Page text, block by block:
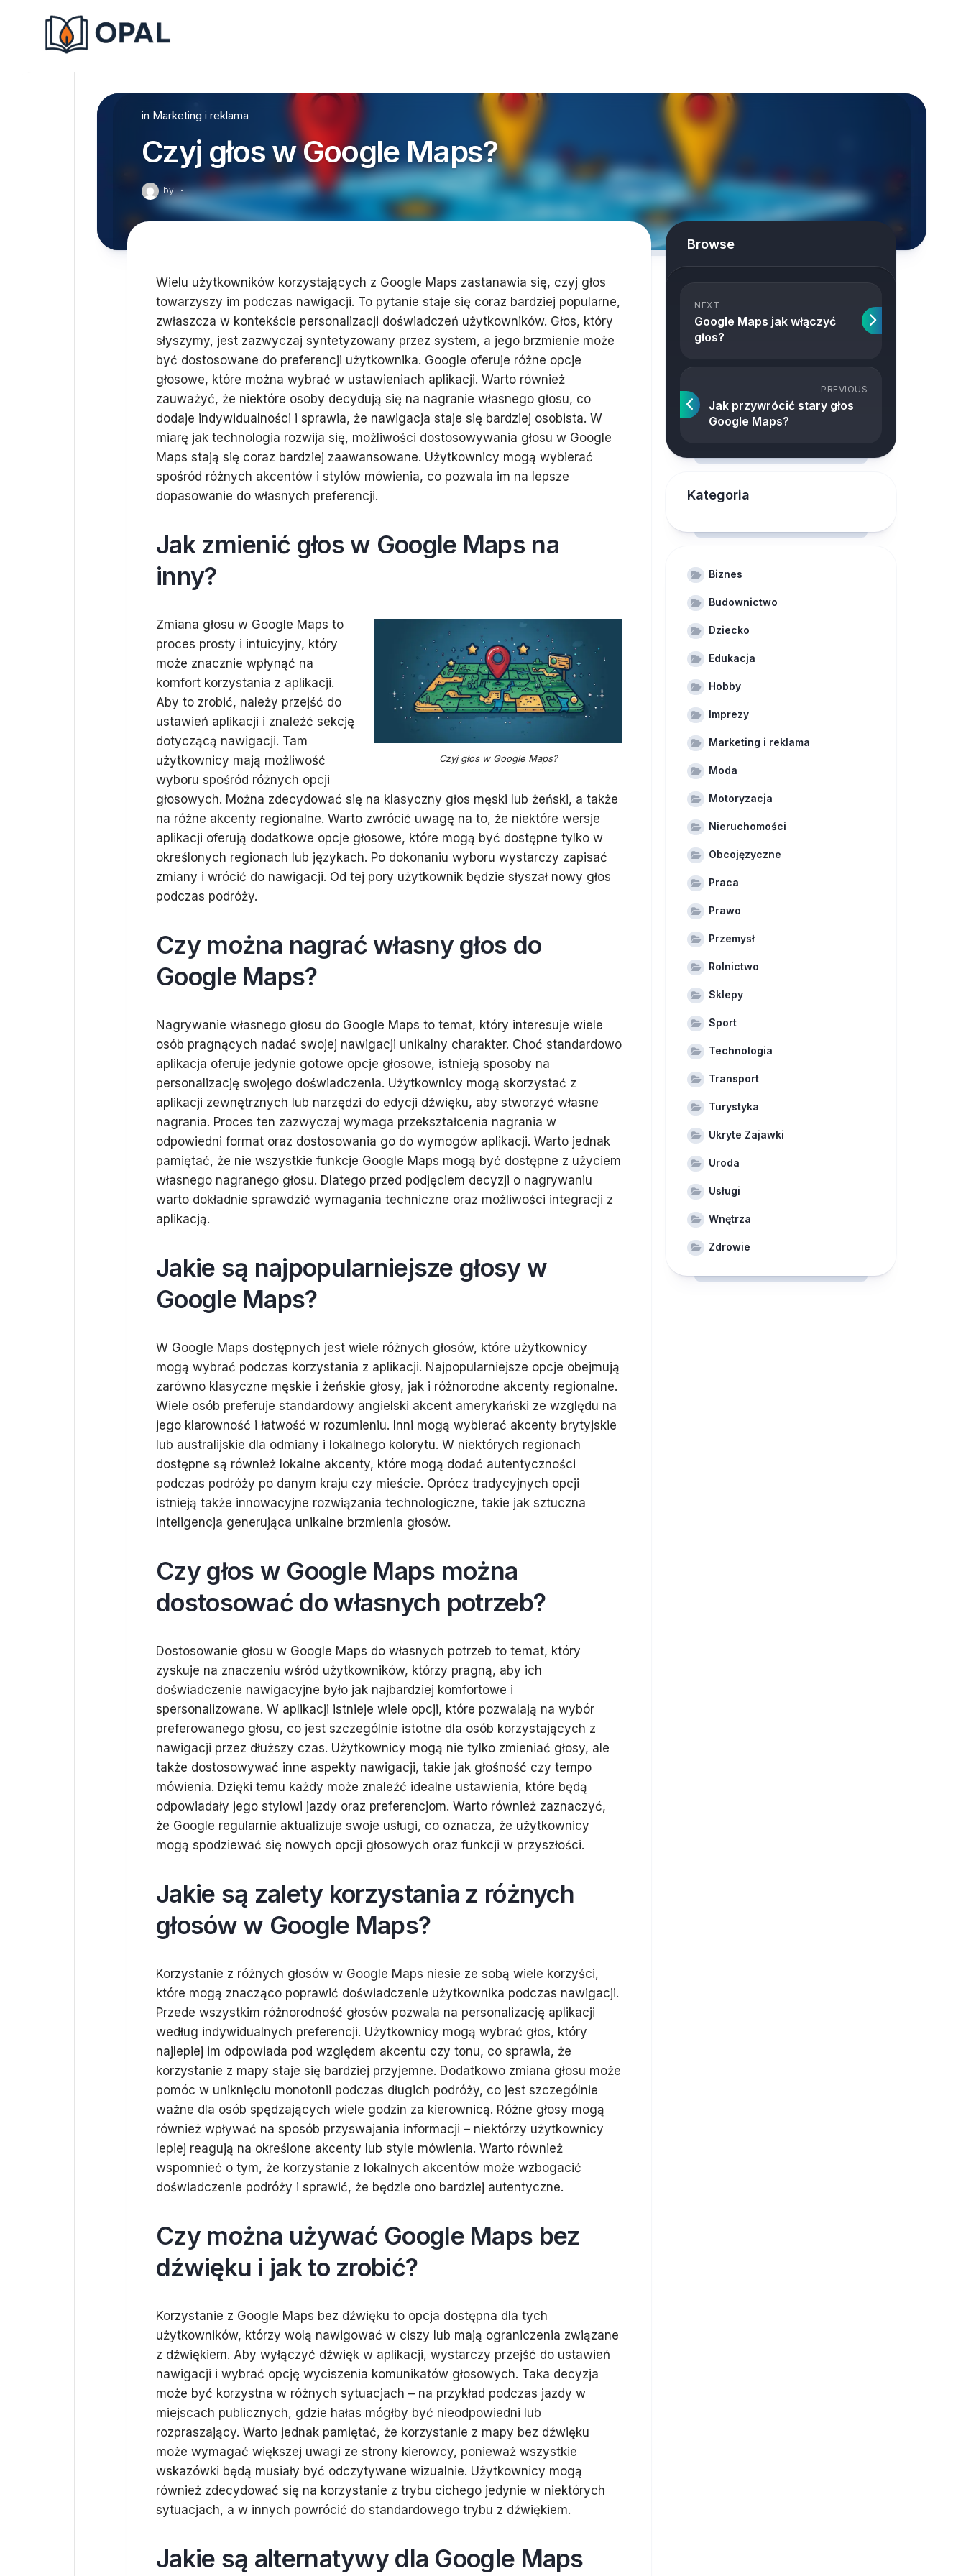
in Marketing i reklama
Czyj głos w Google Maps?
by ·
Wielu użytkowników korzystających z Google Maps zastanawia się, czyj głos
towarzyszy im podczas nawigacji. To pytanie staje się coraz bardziej popularne,
zwłaszcza w kontekście personalizacji doświadczeń użytkowników. Głos, który
słyszymy, jest zazwyczaj syntetyzowany przez system, a jego brzmienie może
być dostosowane do preferencji użytkownika. Google oferuje różne opcje
głosowe, które można wybrać w ustawieniach aplikacji. Warto również
zauważyć, że niektóre osoby decydują się na nagranie własnego głosu, co
dodaje indywidualności i sprawia, że nawigacja staje się bardziej osobista. W
miarę jak technologia rozwija się, możliwości dostosowywania głosu w Google
Maps stają się coraz bardziej zaawansowane. Użytkownicy mogą wybierać
spośród różnych akcentów i stylów mówienia, co pozwala im na lepsze
dopasowanie do własnych preferencji.
Jak zmienić głos w Google Maps na
inny?
Czyj głos w Google Maps?
Zmiana głosu w Google Maps to
proces prosty i intuicyjny, który
może znacznie wpłynąć na
komfort korzystania z aplikacji.
Aby to zrobić, należy przejść do
ustawień aplikacji i znaleźć sekcję
dotyczącą nawigacji. Tam
użytkownicy mają możliwość
wyboru spośród różnych opcji
głosowych. Można zdecydować się na klasyczny głos męski lub żeński, a także
na różne akcenty regionalne. Warto zwrócić uwagę na to, że niektóre wersje
aplikacji oferują dodatkowe opcje głosowe, które mogą być dostępne tylko w
określonych regionach lub językach. Po dokonaniu wyboru wystarczy zapisać
zmiany i wrócić do nawigacji. Od tej pory użytkownik będzie słyszał nowy głos
podczas podróży.
Czy można nagrać własny głos do
Google Maps?
Nagrywanie własnego głosu do Google Maps to temat, który interesuje wiele
osób pragnących nadać swojej nawigacji unikalny charakter. Choć standardowo
aplikacja oferuje jedynie gotowe opcje głosowe, istnieją sposoby na
personalizację swojego doświadczenia. Użytkownicy mogą skorzystać z
aplikacji zewnętrznych lub narzędzi do edycji dźwięku, aby stworzyć własne
nagrania. Proces ten zazwyczaj wymaga przekształcenia nagrania w
odpowiedni format oraz dostosowania go do wymogów aplikacji. Warto jednak
pamiętać, że nie wszystkie funkcje Google Maps mogą być dostępne z użyciem
własnego nagranego głosu. Dlatego przed podjęciem decyzji o nagrywaniu
warto dokładnie sprawdzić wymagania techniczne oraz możliwości integracji z
aplikacją.
Jakie są najpopularniejsze głosy w
Google Maps?
W Google Maps dostępnych jest wiele różnych głosów, które użytkownicy
mogą wybrać podczas korzystania z aplikacji. Najpopularniejsze opcje obejmują
zarówno klasyczne męskie i żeńskie głosy, jak i różnorodne akcenty regionalne.
Wiele osób preferuje standardowy angielski akcent amerykański ze względu na
jego klarowność i łatwość w rozumieniu. Inni mogą wybierać akcenty brytyjskie
lub australijskie dla odmiany i lokalnego kolorytu. W niektórych regionach
dostępne są również lokalne akcenty, które mogą dodać autentyczności
podczas podróży po danym kraju czy mieście. Oprócz tradycyjnych opcji
istnieją także innowacyjne rozwiązania technologiczne, takie jak sztuczna
inteligencja generująca unikalne brzmienia głosów.
Czy głos w Google Maps można
dostosować do własnych potrzeb?
Dostosowanie głosu w Google Maps do własnych potrzeb to temat, który
zyskuje na znaczeniu wśród użytkowników, którzy pragną, aby ich
doświadczenie nawigacyjne było jak najbardziej komfortowe i
spersonalizowane. W aplikacji istnieje wiele opcji, które pozwalają na wybór
preferowanego głosu, co jest szczególnie istotne dla osób korzystających z
nawigacji przez dłuższy czas. Użytkownicy mogą nie tylko zmieniać głosy, ale
także dostosowywać inne aspekty nawigacji, takie jak głośność czy tempo
mówienia. Dzięki temu każdy może znaleźć idealne ustawienia, które będą
odpowiadały jego stylowi jazdy oraz preferencjom. Warto również zaznaczyć,
że Google regularnie aktualizuje swoje usługi, co oznacza, że użytkownicy
mogą spodziewać się nowych opcji głosowych oraz funkcji w przyszłości.
Jakie są zalety korzystania z różnych
głosów w Google Maps?
Korzystanie z różnych głosów w Google Maps niesie ze sobą wiele korzyści,
które mogą znacząco poprawić doświadczenie użytkownika podczas nawigacji.
Przede wszystkim różnorodność głosów pozwala na personalizację aplikacji
według indywidualnych preferencji. Użytkownicy mogą wybrać głos, który
najlepiej im odpowiada pod względem akcentu czy tonu, co sprawia, że
korzystanie z mapy staje się bardziej przyjemne. Dodatkowo zmiana głosu może
pomóc w uniknięciu monotonii podczas długich podróży, co jest szczególnie
ważne dla osób spędzających wiele godzin za kierownicą. Różne głosy mogą
również wpływać na sposób przyswajania informacji – niektórzy użytkownicy
lepiej reagują na określone akcenty lub style mówienia. Warto również
wspomnieć o tym, że korzystanie z lokalnych akcentów może wzbogacić
doświadczenie podróży i sprawić, że będzie ono bardziej autentyczne.
Czy można używać Google Maps bez
dźwięku i jak to zrobić?
Korzystanie z Google Maps bez dźwięku to opcja dostępna dla tych
użytkowników, którzy wolą nawigować w ciszy lub mają ograniczenia związane
z dźwiękiem. Aby wyłączyć dźwięk w aplikacji, wystarczy przejść do ustawień
nawigacji i wybrać opcję wyciszenia komunikatów głosowych. Taka decyzja
może być korzystna w różnych sytuacjach – na przykład podczas jazdy w
miejscach publicznych, gdzie hałas mógłby być nieodpowiedni lub
rozpraszający. Warto jednak pamiętać, że korzystanie z mapy bez dźwięku
może wymagać większej uwagi ze strony kierowcy, ponieważ wszystkie
wskazówki będą musiały być odczytywane wizualnie. Użytkownicy mogą
również zdecydować się na korzystanie z trybu cichego jedynie w niektórych
sytuacjach, a w innych powrócić do standardowego trybu z dźwiękiem.
Jakie są alternatywy dla Google Maps
Browse
NEXT
Google Maps jak włączyć
głos?
PREVIOUS
Jak przywrócić stary głos
Google Maps?
Kategoria
Biznes
Budownictwo
Dziecko
Edukacja
Hobby
Imprezy
Marketing i reklama
Moda
Motoryzacja
Nieruchomości
Obcojęzyczne
Praca
Prawo
Przemysł
Rolnictwo
Sklepy
Sport
Technologia
Transport
Turystyka
Ukryte Zajawki
Uroda
Usługi
Wnętrza
Zdrowie